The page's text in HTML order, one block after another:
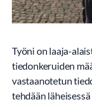
Työni on laaja-
tiedonkeruiden
vastaanotetun
tehdään